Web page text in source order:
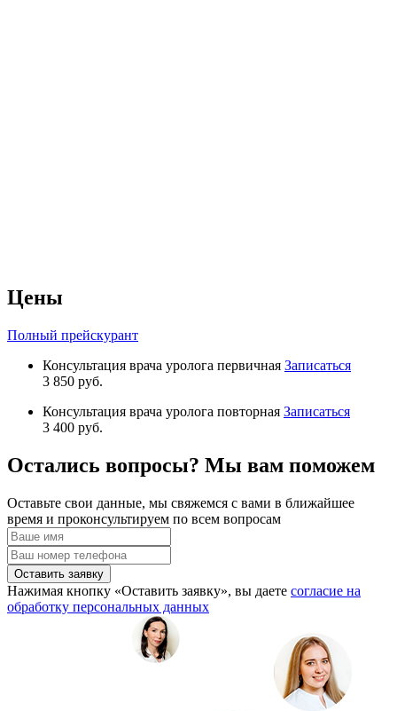
Цены
Полный прейскурант
Консультация врача уролога первичная Записаться
3 850 руб.
Консультация врача уролога повторная Записаться
3 400 руб.
Остались вопросы? Мы вам поможем
Оставьте свои данные, мы свяжемся с вами в ближайшее
время и проконсультируем по всем вопросам
Оставить заявку
Нажимая кнопку «Оставить заявку», вы даете согласие на
обработку персональных данных